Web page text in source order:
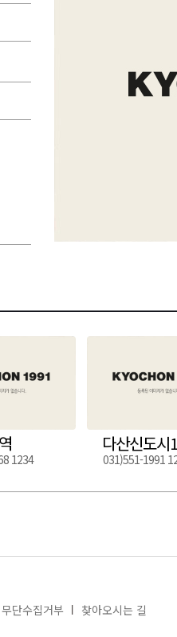
1234
다산신도시
031)551-1991
단수집거부 찾아오시는 길